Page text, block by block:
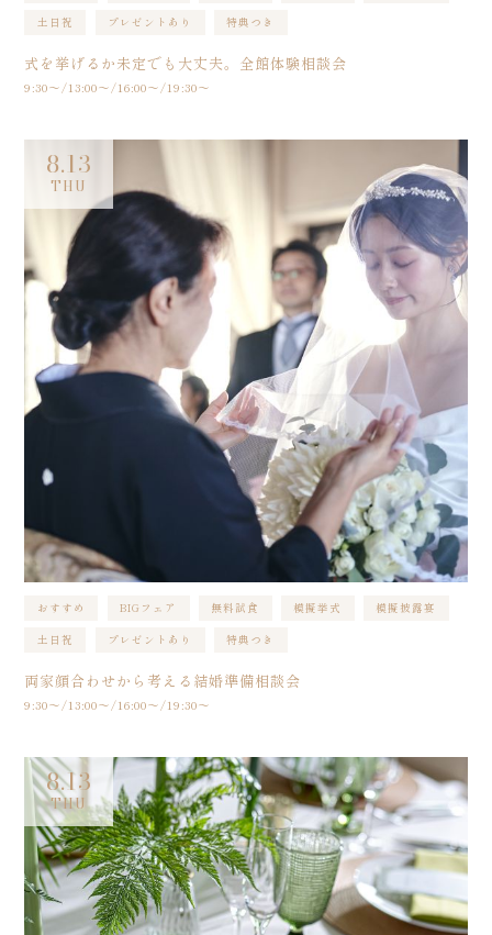
土日祝 プレゼントあり 特典つき
式を挙げるか未定でも大丈夫。全館体験相談会
9:30〜/13:00〜/16:00〜/19:30〜
8.13
THU
おすすめ BIGフェア 無料試食 模擬挙式 模擬披露宴
土日祝 プレゼントあり 特典つき
両家顔合わせから考える結婚準備相談会
9:30〜/13:00〜/16:00〜/19:30〜
8.13
THU